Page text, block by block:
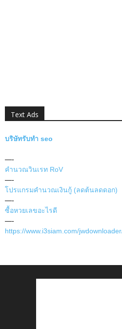
Text Ads
บริษัทรับทำ seo
—-
คำนวณวินเรท RoV
—-
โปรแกรมคำนวณเงินกู้ (ลดต้นลดดอก)
—-
ซื้อหวยเลขอะไรดี
—-
https://www.i3siam.com/